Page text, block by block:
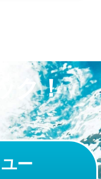
ク！
ー